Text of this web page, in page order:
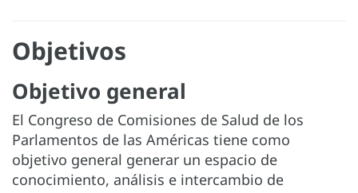
Objetivos
Objetivo general
El Congreso de Comisiones de Salud de los
Parlamentos de las Américas tiene como
objetivo general generar un espacio de
conocimiento, análisis e intercambio de